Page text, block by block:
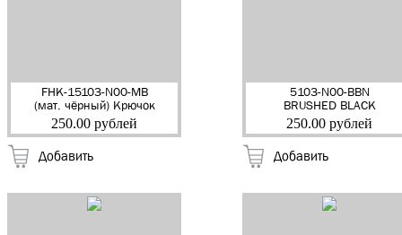
FHK-15103-N00-MB
(мат. чёрный) Крючок
мебельный "EDSON"
(25)
250.00 рублей
Добавить
5103-N00-BBN
BRUSHED BLACK
NICKEL (чёрный браш.
никель) Крючок
(25)
250.00 рублей
Добавить